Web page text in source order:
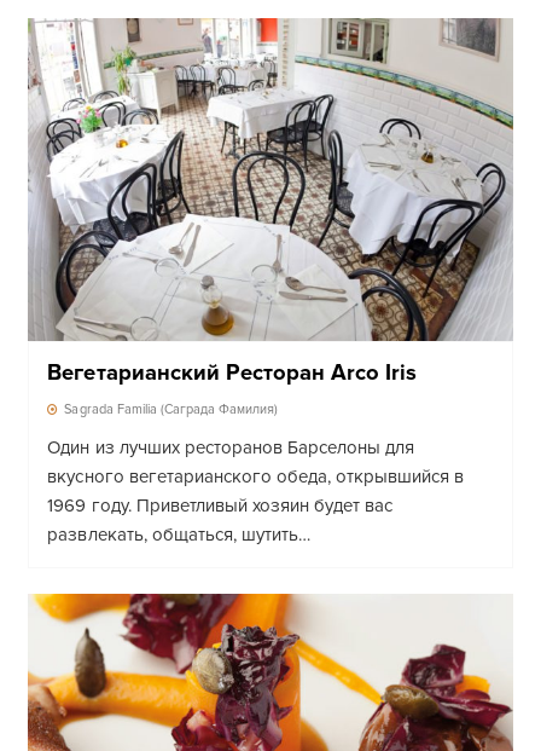
Вегетарианский Ресторан Arco Iris
Sagrada Familia (Саграда Фамилия)
Один из лучших ресторанов Барселоны для
вкусного вегетарианского обеда, открывшийся в
1969 году. Приветливый хозяин будет вас
развлекать, общаться, шутить…